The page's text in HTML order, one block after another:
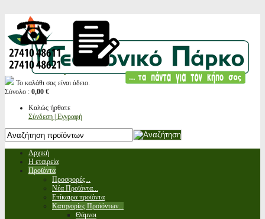
Το καλάθι σας είναι άδειο.
Σύνολο : 0,00 €
Καλώς ήρθατε
Σύνδεση | Εγγραφή
Αρχική
Η εταιρεία
Προϊόντα
Προσφορές...
Νέα Προϊόντα...
Επίκαιρα προϊόντα
Κατηγορίες Προϊόντων...
Θάμνοι